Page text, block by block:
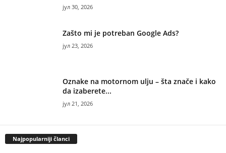
јул 30, 2026
Zašto mi je potreban Google Ads?
јул 23, 2026
Oznake na motornom ulju – šta znače i kako
da izaberete...
јул 21, 2026
Najpopularniji članci